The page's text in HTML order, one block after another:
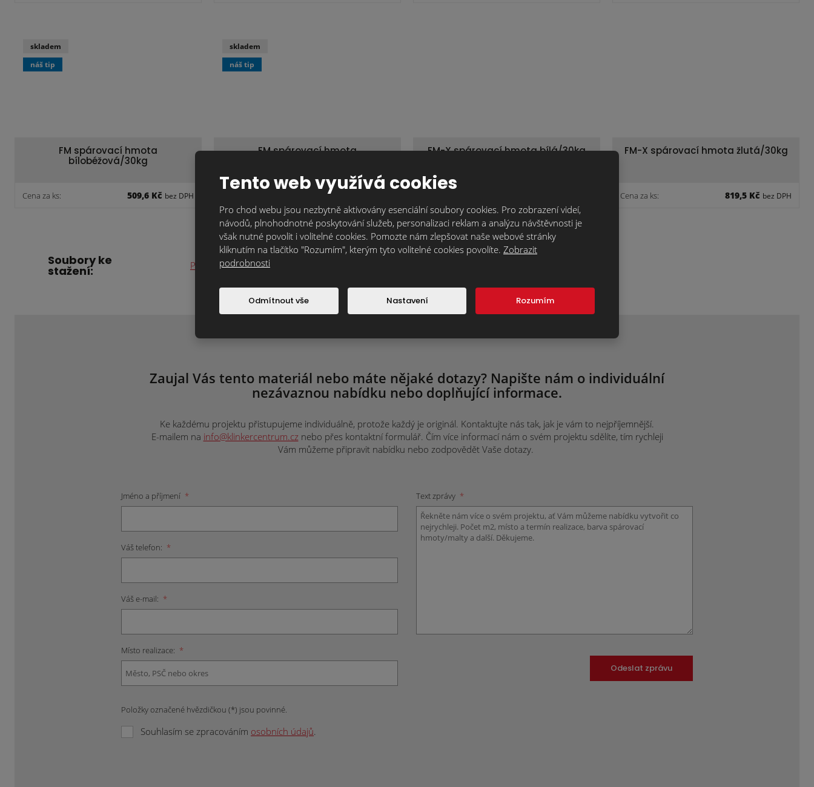
FM spárovací hmota
bílobéžová/30kg
Cena za ks: 509,6 Kč bez DPH
skladem
náš tip
FM spárovací hmota
448,2 Kč
skladem
náš tip
FM-X spárovací hmota bílá/30kg FM-X spárovací hmota žlutá/30kg
Cena za ks: 819,5 Kč bez DPH
Soubory ke
stažení: Prohlášení o vlastnostech
Zaujal Vás tento materiál nebo máte nějaké dotazy? Napište nám o individuální
nezávaznou nabídku nebo doplňující informace.
Ke každému projektu přistupujeme individuálně, protože každý je originál. Kontaktujte nás tak, jak je vám to nejpříjemnější.
E-mailem na info@klinkercentrum.cz nebo přes kontaktní formulář. Čím více informací nám o svém projektu sdělíte, tím rychleji
Vám můžeme připravit nabídku nebo zodpovědět Vaše dotazy.
Jméno a příjmení *
Váš telefon: *
Váš e-mail: *
Místo realizace: *
Položky označené hvězdičkou (*) jsou povinné.
Souhlasím se zpracováním osobních údajů.
Text zprávy *
Odeslat zprávu
Tento web využívá cookies
Pro chod webu jsou nezbytně aktivovány esenciální soubory cookies. Pro zobrazení videí,
návodů, plnohodnotné poskytování služeb, personalizaci reklam a analýzu návštěvnosti je
však nutné povolit i volitelné cookies. Pomozte nám zlepšovat naše webové stránky
kliknutím na tlačítko "Rozumím", kterým tyto volitelné cookies povolíte. Zobrazit
podrobnosti
Odmítnout vše Nastavení Rozumím